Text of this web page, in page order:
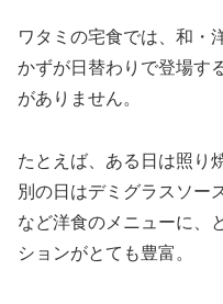
ワタミの宅食では、和・
かずが日替わりで登場す
がありません。
たとえば、ある日は照り
別の日はデミグラスソー
など洋食のメニューに、
ションがとても豊富。